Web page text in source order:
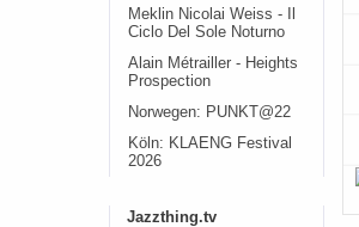
Meklin Nicolai Weiss - Il
Ciclo Del Sole Noturno
Alain Métrailler - Heights
Prospection
Norwegen: PUNKT@22
Köln: KLAENG Festival
2026
Jazzthing.tv